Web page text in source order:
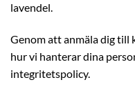
lavendel.
Genom att anmäla dig till
hur vi hanterar dina
integritetspolicy.